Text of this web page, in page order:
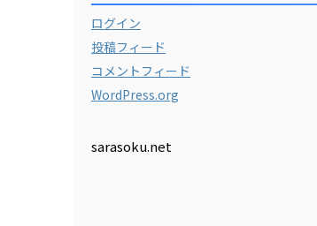
ログイン
投稿フィード
コメントフィード
WordPress.org
sarasoku.net